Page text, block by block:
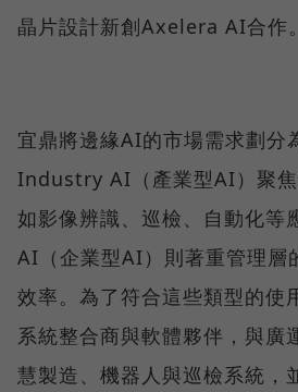
晶片設計新創Axelera AI合作。
宜鼎將邊緣AI的市場需求劃分
Industry AI（產業型AI）聚
如影像辨識、巡檢、自動化
AI（企業型AI）則著重管理層
效率。為了符合這些類型的使
系統整合商與軟體夥伴，與廣
慧製造、機器人與巡檢系統，